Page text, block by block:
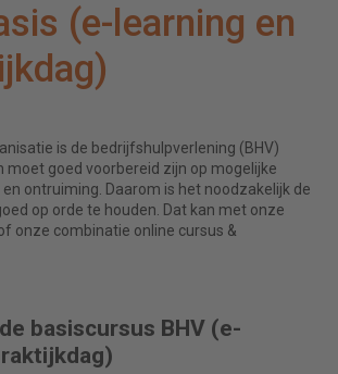
(e-learning en
is de bedrijfshulpverlening (BHV)
moet goed voorbereid zijn op mogelijke
ontruiming. Daarom is het noodzakelijk de
op orde te houden. Dat kan met onze
onze combinatie online cursus &
basiscursus BHV (e-